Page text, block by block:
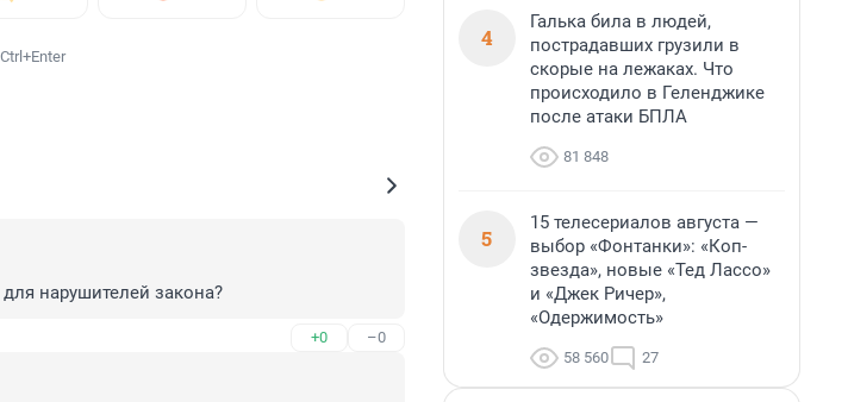
нарушителей закона?
+0 –0
4
Галька била в людей,
пострадавших грузили в
скорые на лежаках. Что
происходило в Геленджике
после атаки БПЛА
81 848
5
15 телесериалов августа —
выбор «Фонтанки»: «Коп-
звезда», новые «Тед Лассо»
и «Джек Ричер»,
«Одержимость»
58 560 27